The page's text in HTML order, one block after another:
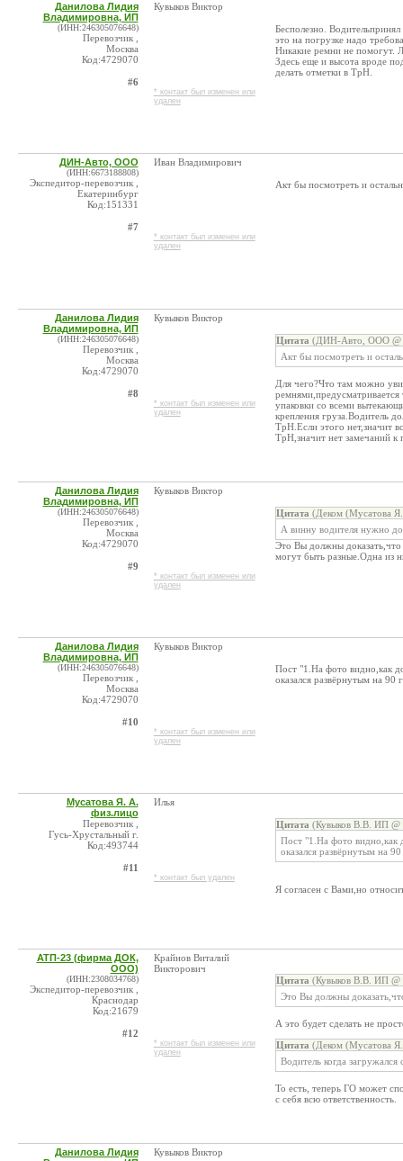
Данилова Лидия
Владимировна, ИП
(ИНН:246305076648)
Перевозчик ,
Москва
Код:4729070
#6
Кувыков Виктор
* контакт был изменен или
удален
Бесполезно.
это на погрузке надо
Никакие ремни не помогут.
Здесь еще и высота вроде
делать отметки в ТрН.
ДИН-Авто, ООО
(ИНН:6673188808)
Экспедитор-перевозчик ,
Екатеринбург
Код:151331
#7
Иван Владимирович
* контакт был изменен или
удален
Акт бы посмотреть и
Данилова Лидия
Владимировна, ИП
(ИНН:246305076648)
Перевозчик ,
Москва
Код:4729070
#8
Кувыков Виктор
* контакт был изменен или
удален
Цитата (ДИН-Авто, ООО @
Акт бы посмотреть и
Для чего?Что там можно
упаковки со всеми
крепления груза.Водитель
ТрН.Если этого нет,значит
ТрН,значит нет замечаний к
Данилова Лидия
Владимировна, ИП
(ИНН:246305076648)
Перевозчик ,
Москва
Код:4729070
#9
Кувыков Виктор
* контакт был изменен или
удален
Цитата (Деком (Мусатова
А винну водителя нужно
Это Вы должны
могут быть разные.Одна из
Данилова Лидия
Владимировна, ИП
(ИНН:246305076648)
Перевозчик ,
Москва
Код:4729070
#10
Кувыков Виктор
* контакт был изменен или
удален
Пост "1.На фото видно,как
оказался развёрнутым на 90
Мусатова Я. А.
физ.лицо
Перевозчик ,
Гусь-Хрустальный г.
Код:493744
#11
Илья
* контакт был удален
Цитата (Кувыков В.В. ИП @
Пост "1.На фото видно,как
оказался развёрнутым на
Я согласен с Вами,но
АТП-23 (фирма ДОК,
ООО)
(ИНН:2308034768)
Экспедитор-перевозчик ,
Краснодар
Код:21679
#12
Крайнов Виталий
Викторович
* контакт был изменен или
удален
Цитата (Кувыков В.В. ИП @
Это Вы должны
А это будет сделать не
Цитата (Деком (Мусатова
Водитель когда
То есть, теперь ГО может
с себя всю ответственность.
Данилова Лидия
Кувыков Виктор